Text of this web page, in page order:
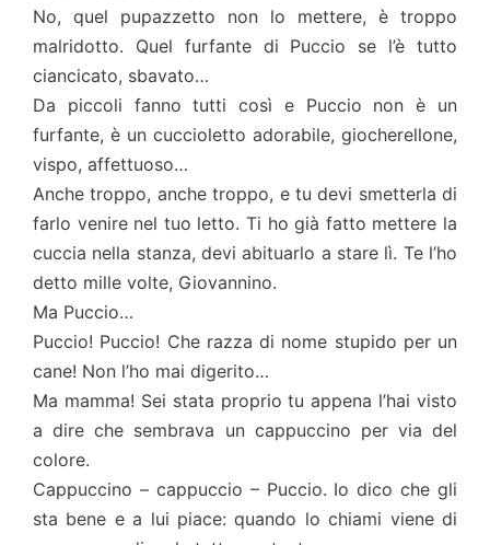
No, quel pupazzetto non lo mettere, è troppo
malridotto. Quel furfante di Puccio se l’è tutto
ciancicato, sbavato…
Da piccoli fanno tutti così e Puccio non è un
furfante, è un cuccioletto adorabile, giocherellone,
vispo, affettuoso…
Anche troppo, anche troppo, e tu devi smetterla di
farlo venire nel tuo letto. Ti ho già fatto mettere la
cuccia nella stanza, devi abituarlo a stare lì. Te l’ho
detto mille volte, Giovannino.
Ma Puccio…
Puccio! Puccio! Che razza di nome stupido per un
cane! Non l’ho mai digerito…
Ma mamma! Sei stata proprio tu appena l’hai visto
a dire che sembrava un cappuccino per via del
colore.
Cappuccino – cappuccio – Puccio. Io dico che gli
sta bene e a lui piace: quando lo chiami viene di